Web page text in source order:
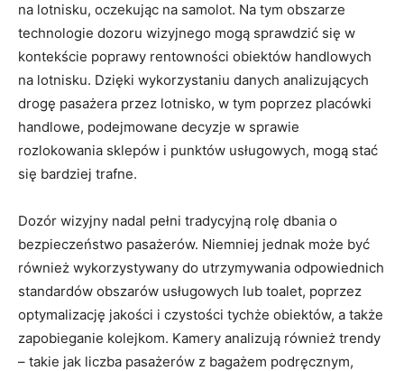
na lotnisku, oczekując na samolot. Na tym obszarze
technologie dozoru wizyjnego mogą sprawdzić się w
kontekście poprawy rentowności obiektów handlowych
na lotnisku. Dzięki wykorzystaniu danych analizujących
drogę pasażera przez lotnisko, w tym poprzez placówki
handlowe, podejmowane decyzje w sprawie
rozlokowania sklepów i punktów usługowych, mogą stać
się bardziej trafne.
Dozór wizyjny nadal pełni tradycyjną rolę dbania o
bezpieczeństwo pasażerów. Niemniej jednak może być
również wykorzystywany do utrzymywania odpowiednich
standardów obszarów usługowych lub toalet, poprzez
optymalizację jakości i czystości tychże obiektów, a także
zapobieganie kolejkom. Kamery analizują również trendy
– takie jak liczba pasażerów z bagażem podręcznym,